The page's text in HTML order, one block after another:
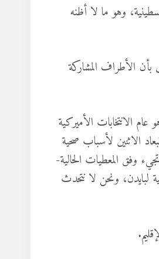
وهو ما لا أظنه
بأن الأطراف المشاركة
الانتخابات الأميركية
الاثنين لأسباب صحية
وفق المعطيات الحالية-
لبايدن، ونحن لا نتحدث